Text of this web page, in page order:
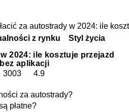
za autostrady w 2024: ile
z rynku
Styl życia
2024: ile kosztuje przejazd
aplikacji
3003
4.9
za autostrady?
płatne?